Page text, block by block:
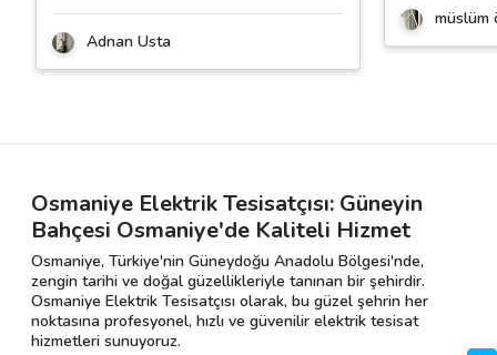
Adnan Usta
müslüm
Osmaniye Elektrik Tesisatçısı: Güneyin
Bahçesi Osmaniye'de Kaliteli Hizmet
Osmaniye, Türkiye'nin Güneydoğu Anadolu Bölgesi'nde,
zengin tarihi ve doğal güzellikleriyle tanınan bir şehirdir.
Osmaniye Elektrik Tesisatçısı olarak, bu güzel şehrin her
noktasına profesyonel, hızlı ve güvenilir elektrik tesisat
hizmetleri sunuyoruz.